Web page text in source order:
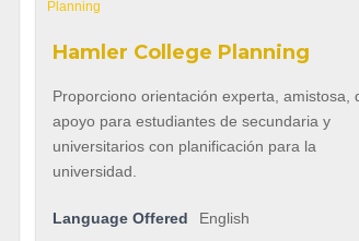
Hamler College Planning
Proporciono orientación experta, amistosa,
apoyo para estudiantes de secundaria y
universitarios con planificación para la
universidad.
Language Offered English